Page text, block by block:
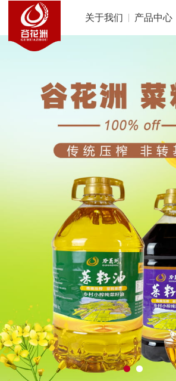
关于我们 产品中心